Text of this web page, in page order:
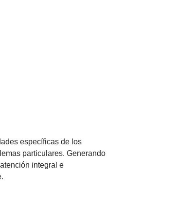
específicas de los
particulares. Generando
integral e